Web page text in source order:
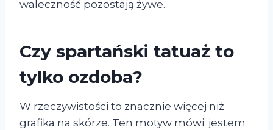
waleczność pozostają żywe.
Czy spartański tatuaż to
tylko ozdoba?
W rzeczywistości to znacznie więcej niż
grafika na skórze. Ten motyw mówi: jestem